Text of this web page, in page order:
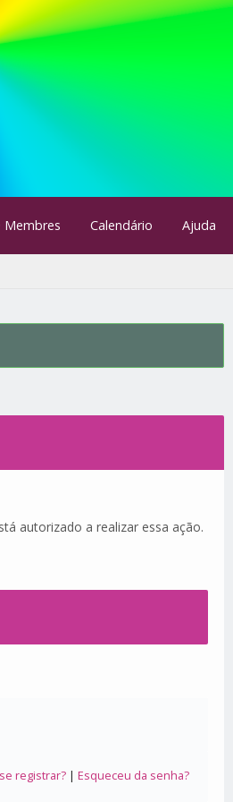
Membres Calendário Ajuda
autorizado a realizar essa ação.
registrar?| Esqueceu da senha?